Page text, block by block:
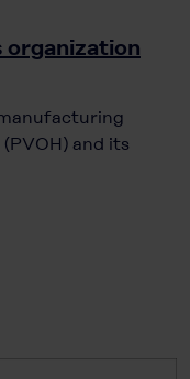
organization
and its